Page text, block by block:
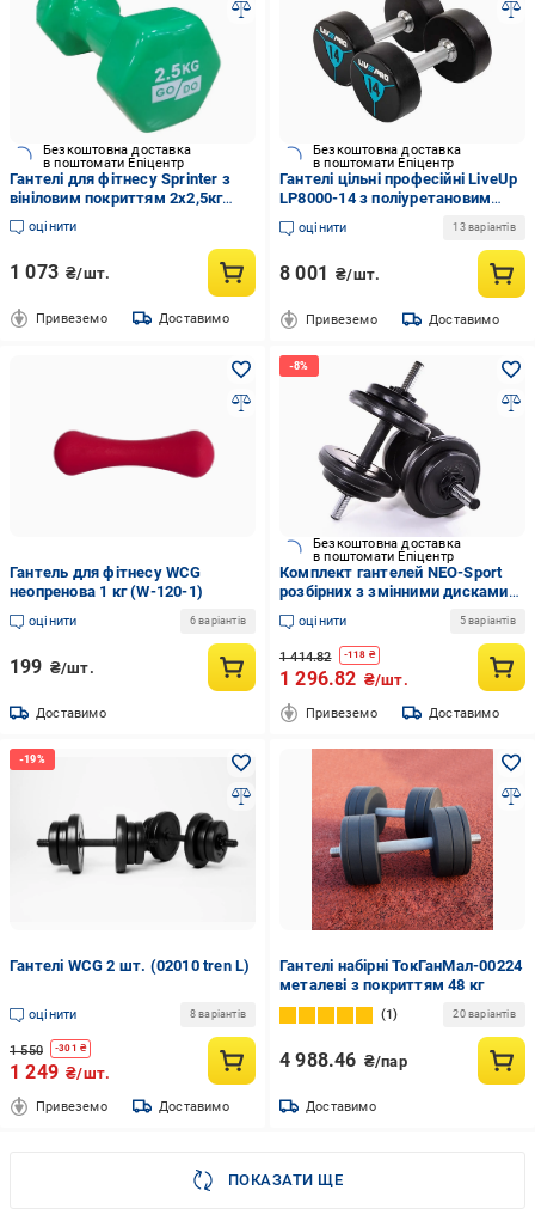
Безкоштовна доставка
в поштомати Епіцентр
Гантелі для фітнесу Sprinter з
вініловим покриттям 2х2,5кг
Зелений/Сірий (8585053830010)
оцінити
1 073 ₴/шт.
Привеземо Доставимо
Безкоштовна доставка
в поштомати Епіцентр
Гантелі цільні професійні LiveUp
LP8000-14 з поліуретановим
покриттям 2х14 кг 2 шт.
(31493013)
оцінити 13 варіантів
8 001 ₴/шт.
Привеземо Доставимо
Гантель для фітнесу WCG
неопренова 1 кг (W-120-1)
оцінити 6 варіантів
199 ₴/шт.
Доставимо
Безкоштовна доставка
в поштомати Епіцентр
Комплект гантелей NEO-Sport
розбірних з змінними дисками
2х8,5 кг (2371515325)
оцінити 5 варіантів
1 414.82 -118 ₴
1 296.82 ₴/шт.
Привеземо Доставимо
Гантелі WCG 2 шт. (02010 tren L)
оцінити 8 варіантів
1 550 -301 ₴
1 249 ₴/шт.
Привеземо Доставимо
Гантелі набірні ТокГанМал-00224
металеві з покриттям 48 кг
1 20 варіантів
4 988.46 ₴/пар
Доставимо
ПОКАЗАТИ ЩЕ